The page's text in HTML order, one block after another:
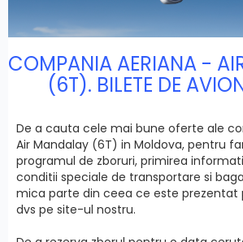
COMPANIA AERIANA -
(6T). BILETE DE
De a cauta cele mai bune oferte ale
Air Mandalay (6T) in Moldova, pentru
programul de zboruri, primirea
conditii speciale de transportare si
mica parte din ceea ce este
dvs pe site-ul nostru.